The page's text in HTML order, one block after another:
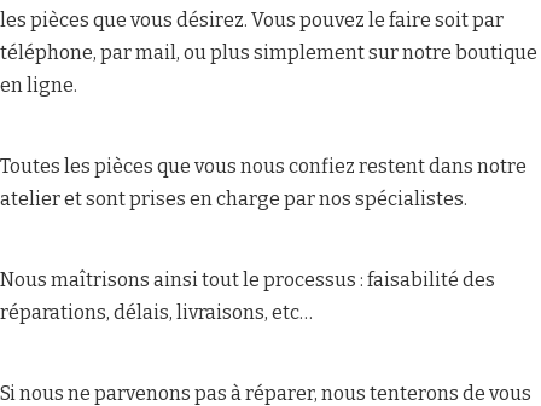
les pièces que vous désirez. Vous pouvez le faire soit par
téléphone, par mail, ou plus simplement sur notre boutique
en ligne.
Toutes les pièces que vous nous confiez restent dans notre
atelier et sont prises en charge par nos spécialistes.
Nous maîtrisons ainsi tout le processus : faisabilité des
réparations, délais, livraisons, etc…
Si nous ne parvenons pas à réparer, nous tenterons de vous